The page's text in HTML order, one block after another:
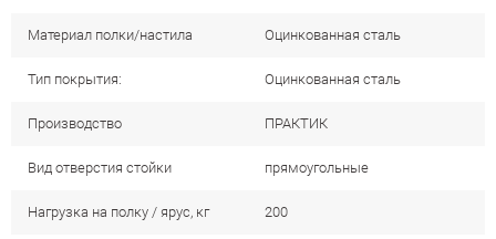
Материал полки/настила Оцинкованная сталь
Тип покрытия: Оцинкованная сталь
Производство ПРАКТИК
Вид отверстия стойки прямоугольные
Нагрузка на полку / ярус, кг 200